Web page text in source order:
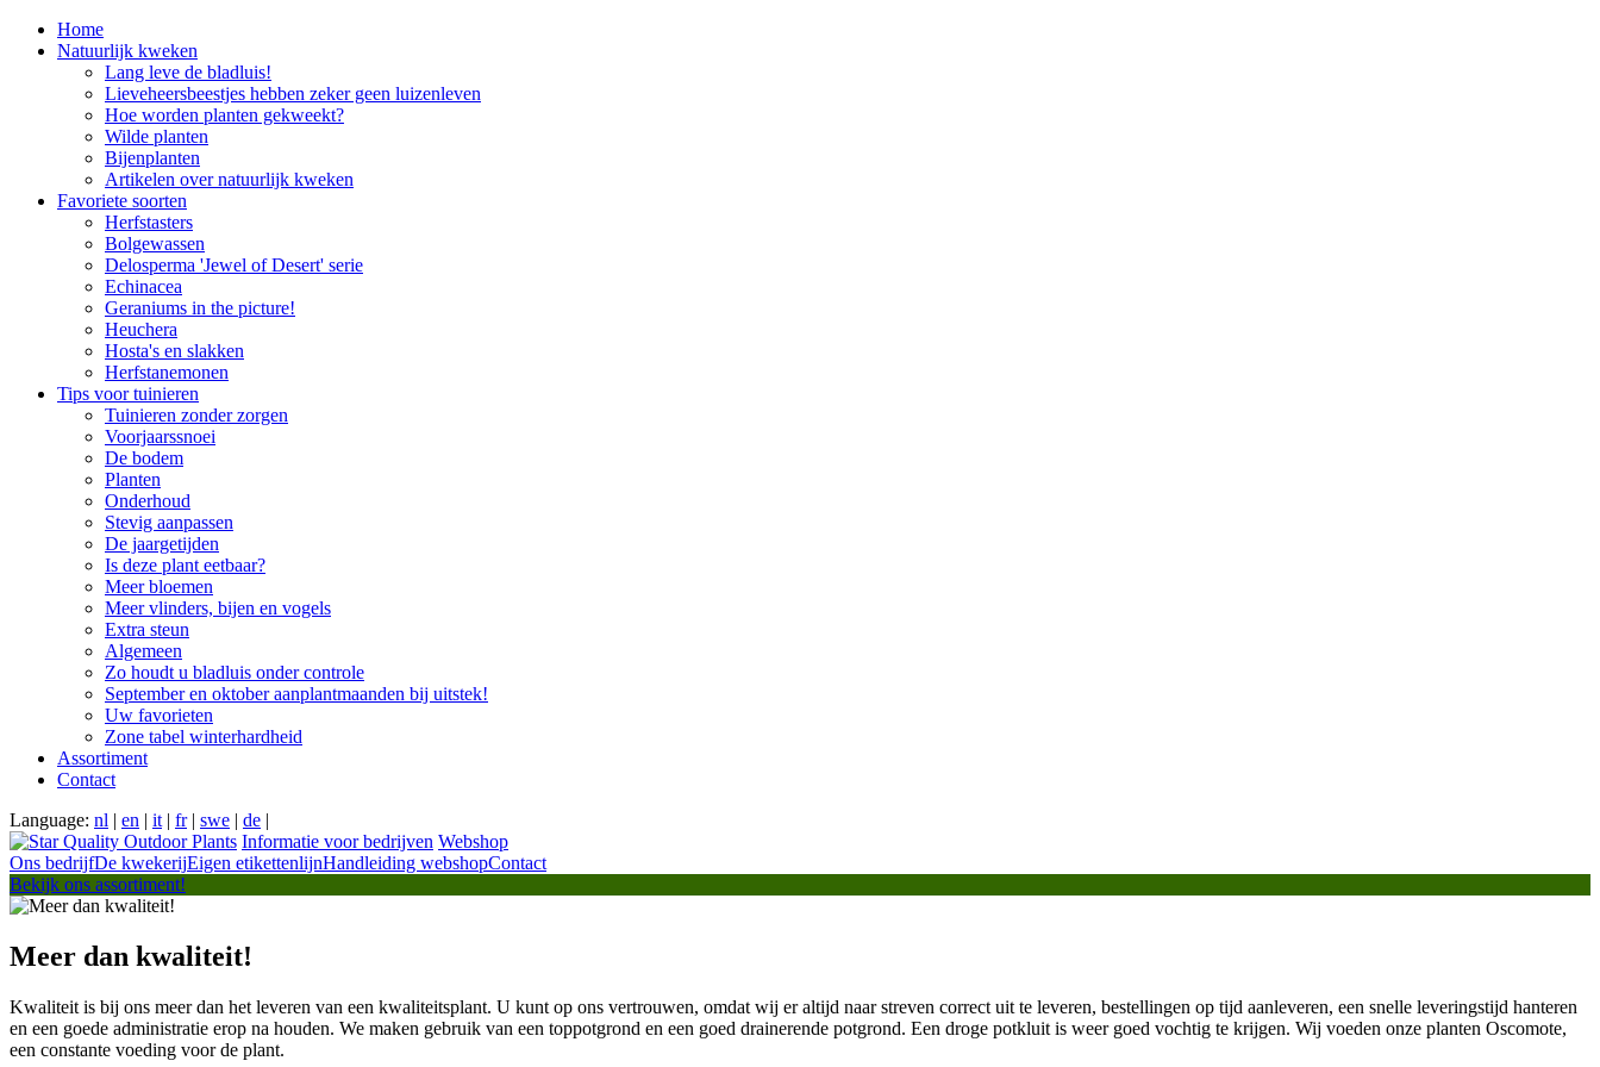
Home
Natuurlijk kweken
Lang leve de bladluis!
Lieveheersbeestjes hebben zeker geen luizenleven
Hoe worden planten gekweekt?
Wilde planten
Bijenplanten
Artikelen over natuurlijk kweken
Favoriete soorten
Herfstasters
Bolgewassen
Delosperma 'Jewel of Desert' serie
Echinacea
Geraniums in the picture!
Heuchera
Hosta's en slakken
Herfstanemonen
Tips voor tuinieren
Tuinieren zonder zorgen
Voorjaarssnoei
De bodem
Planten
Onderhoud
Stevig aanpassen
De jaargetijden
Is deze plant eetbaar?
Meer bloemen
Meer vlinders, bijen en vogels
Extra steun
Algemeen
Zo houdt u bladluis onder controle
September en oktober aanplantmaanden bij uitstek!
Uw favorieten
Zone tabel winterhardheid
Assortiment
Contact
Language: nl | en | it | fr| swe | de |
Informatie voor bedrijven Webshop
Ons bedrijfDe kwekerijEigen etikettenlijnHandleiding webshopContact
Bekijk ons assortiment!
Meer dan kwaliteit!
Kwaliteit is bij ons meer dan het leveren van een kwaliteitsplant. U kunt op ons vertrouwen, omdat wij er altijd naar streven correct uit te leveren, bestellingen op tijd aanleveren, een snelle leveringstijd hanteren
en een goede administratie erop na houden. We maken gebruik van een toppotgrond en een goed drainerende potgrond. Een droge potkluit is weer goed vochtig te krijgen. Wij voeden onze planten Oscomote,
een constante voeding voor de plant.